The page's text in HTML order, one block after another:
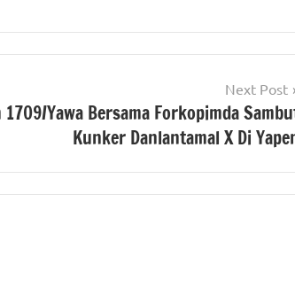
Next Post
1709/Yawa Bersama Forkopimda
Kunker Danlantamal X Di